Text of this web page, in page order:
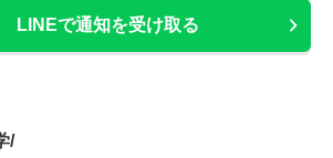
LINEで通知を受け取る
/